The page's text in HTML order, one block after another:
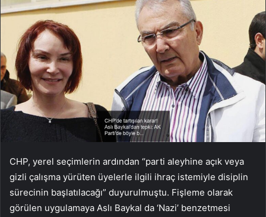
CHP, yerel seçimlerin ardından “parti aleyhine açık veya
gizli çalışma yürüten üyelerle ilgili ihraç istemiyle disiplin
sürecinin başlatılacağı” duyurulmuştu. Fişleme olarak
görülen uygulamaya Aslı Baykal da ‘Nazi’ benzetmesi